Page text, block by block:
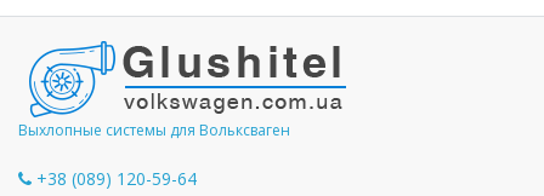
Выхлопные системы для Вольксваген
+38 (089) 120-59-64